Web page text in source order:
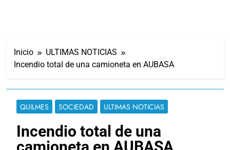
Inicio
ULTIMAS NOTICIAS
Incendio total de una camioneta en AUBASA
QUILMES SOCIEDAD ULTIMAS NOTICIAS
Incendio total de una